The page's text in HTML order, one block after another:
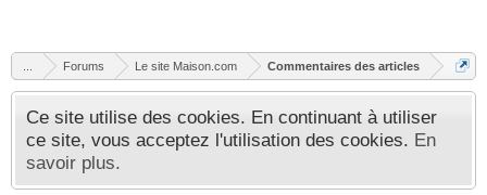
Forums Le site Maison.com Commentaires des articles
Ce site utilise des cookies. En continuant à utiliser
ce site, vous acceptez l'utilisation des cookies. En
savoir plus.